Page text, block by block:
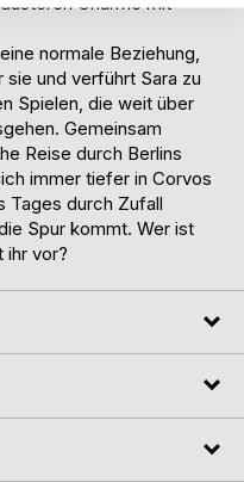
normale Beziehung,
und verführt Sara zu
Spielen, die weit über
Gemeinsam
Reise durch Berlins
immer tiefer in Corvos
Tages durch Zufall
Spur kommt. Wer ist
ihr vor?